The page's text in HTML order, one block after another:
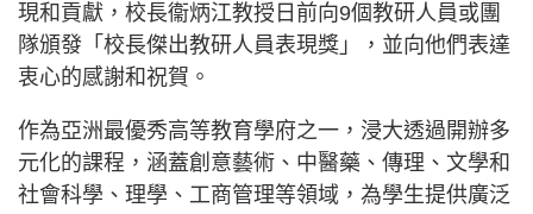
現和貢獻，校長衞炳江教授日前向9個教研人員或團
隊頒發「校長傑出教研人員表現獎」，並向他們表達
衷心的感謝和祝賀。
作為亞洲最優秀高等教育學府之一，浸大透過開辦多
元化的課程，涵蓋創意藝術、中醫藥、傳理、文學和
社會科學、理學、工商管理等領域，為學生提供廣泛